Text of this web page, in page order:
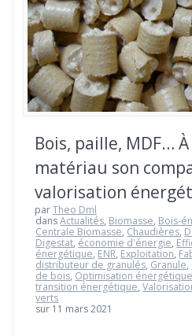
Bois, paille, MDF…
matériau son
valorisation
parTheo Dml
dansActualités, Biomasse, Bois-
Centrale Biomasse, Chaudières,
Digestat, économie d'énergie,
énergétique, ENR, Exploitation,
distributeur de granulés, Granule,
de bois, Optimisation énergétique
transition énergétique,
verts
sur 11 mars 2021